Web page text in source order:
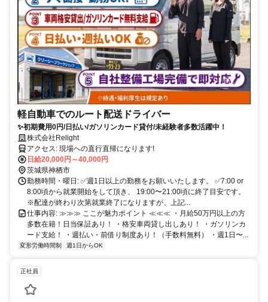
軽自動車でのルート配送ドライバー
✨初期費用0円/日払い/ガソリンカード貸付/未経験者多数活躍中！
株式会社Relight
アクセス: 現場への直行直帰になります!
日給20,000円～40,000円
茨城県神栖市
勤務時間・曜日: ✅週1日以上の勤務をお願いいたします。 ✅7:00 or
8:00頃から就業開始をして頂き、 19:00〜21:00頃に終了目安です。
※配達が終わり次第就業終了になりますが、上記...
仕事内容: ≫≫≫ ここが魅力ポイント ≪≪≪ ・月給50万円以上の方
多数在籍！日当保証あり！ ・格安車両貸し出しあり！ ・ガソリンカ
ード支給！ ・週払い・前借り制度あり！（手数料無料） ・週1日〜...
変形労働時間制 週1日からOK
正社員